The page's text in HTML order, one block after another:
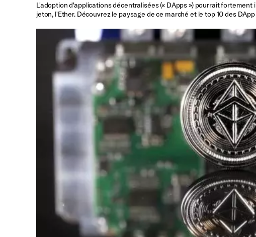
L'adoption d'applications décentralisées (« DApps ») pourrait
jeton, l'Ether. Découvrez le paysage de ce marché et le top 10 des